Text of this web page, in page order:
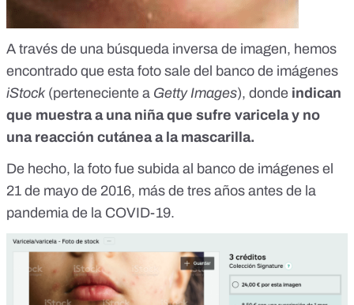
A través de una búsqueda inversa de imagen, hemos
encontrado que esta foto sale del banco de imágenes
iStock(perteneciente a Getty Images), donde indican
que muestra a una niña que sufre varicela y no
una reacción cutánea a la mascarilla.
De hecho, la foto fue subida al banco de imágenes el
21 de mayo de 2016, más de tres años antes de la
pandemia de la COVID-19.